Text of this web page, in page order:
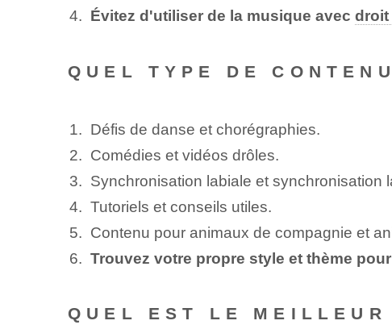
Évitez d'utiliser de la musique avec droit
QUEL TYPE DE
Défis de danse et chorégraphies.
Comédies et vidéos drôles.
Synchronisation labiale et synchronisation
Tutoriels et conseils utiles.
Contenu pour animaux de compagnie et
Trouvez votre propre style et thème
QUEL EST LE